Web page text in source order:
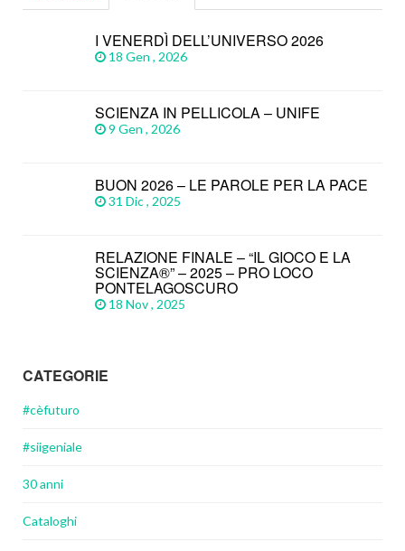
I VENERDÌ DELL’UNIVERSO 2026
18 Gen , 2026
SCIENZA IN PELLICOLA – UNIFE
9 Gen , 2026
BUON 2026 – LE PAROLE PER LA PACE
31 Dic , 2025
RELAZIONE FINALE – “IL GIOCO E LA
SCIENZA®” – 2025 – PRO LOCO
PONTELAGOSCURO
18 Nov , 2025
CATEGORIE
#cèfuturo
#siigeniale
30 anni
Cataloghi